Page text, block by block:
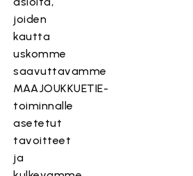
joiden
kautta
uskomme
saavuttavamme
MAAJOUKKUETIE-
toiminnalle
asetetut
tavoitteet
ja